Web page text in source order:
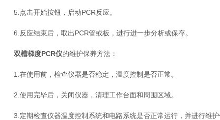
5.点击开始按钮，启动PCR反应。
6.反应结束后，取出PCR管或板，进行进一步分析或保存。
双槽梯度PCR仪的维护保养方法：
1.在使用前，检查仪器是否稳定，温度控制是否正常。
2.使用完毕后，关闭仪器，清理工作台面和周围区域。
3.定期检查仪器温度控制系统和电路系统是否正常运行，并进行维护